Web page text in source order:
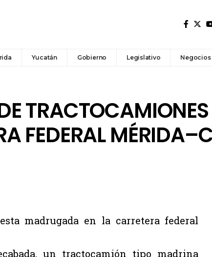
Yucatán Gobierno Legislativo Negocios
TRACTOCAMIONES
FEDERAL
madrugada en la carretera federal
un tractocamión tipo madrina